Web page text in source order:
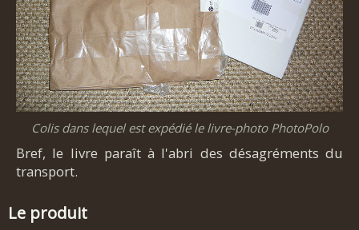
Colis dans lequel est expédié le livre-photo PhotoPolo
Bref, le livre paraît à l'abri des désagréments du
transport.
Le produit